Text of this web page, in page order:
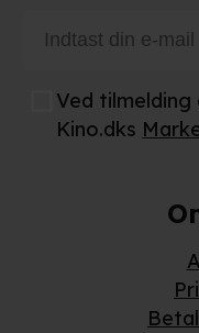
partnere. Du kan læse
privatlivspolitikog
Ved
Kino.dks